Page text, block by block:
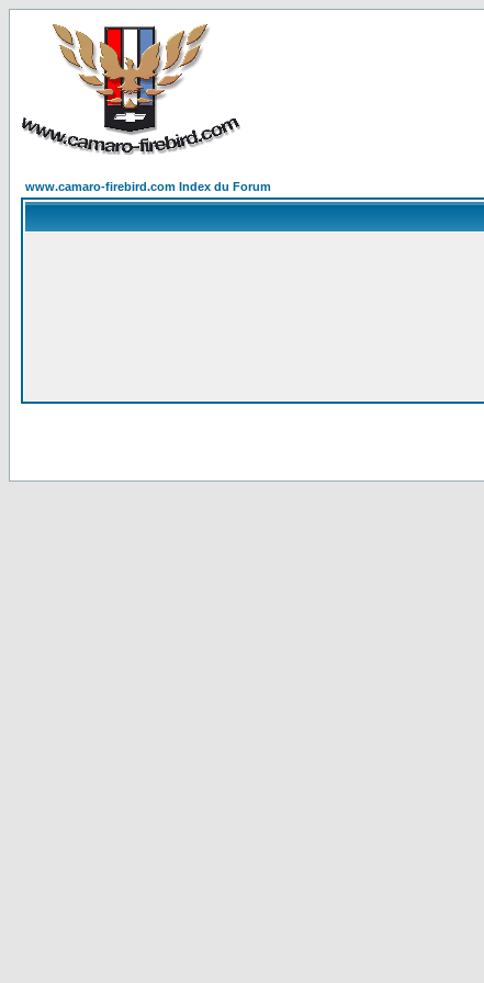
www.camaro-firebird.com Index du Forum